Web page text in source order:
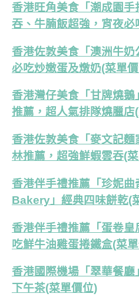
香港旺角美食「潮成園
吞、牛腩飯超強，宵夜必
香港佐敦美食「澳洲牛奶
必吃炒嫩蛋及燉奶(菜單
香港灣仔美食「甘牌燒
推薦，超人氣排隊燒臘店
香港佐敦美食「麥文記
林推薦，超強鮮蝦雲吞(
香港伴手禮推薦「珍妮
Bakery」經典四味餅乾(
香港伴手禮推薦「蛋卷
吃鮮牛油雞蛋捲鐵盒(菜
香港國際機場「翠華餐廳
下午茶(菜單價位)